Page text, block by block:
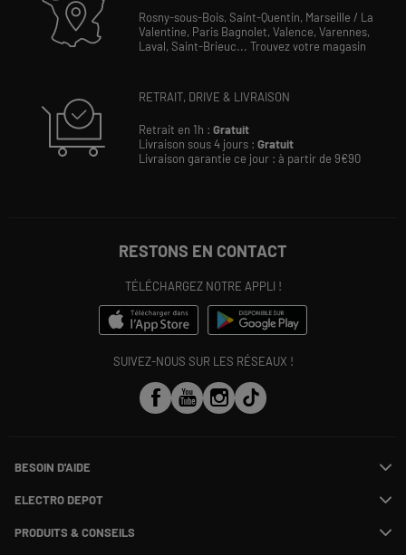
Rosny-sous-Bois, Saint-Quentin, Marseille / La
Valentine, Paris Bagnolet, Valence, Varennes,
Laval, Saint-Brieuc... Trouvez votre magasin
RETRAIT, DRIVE & LIVRAISON
Retrait en 1h : Gratuit
Livraison sous 4 jours : Gratuit
Livraison garantie ce jour : à partir de 9€90
RESTONS EN CONTACT
TÉLÉCHARGEZ NOTRE APPLI !
SUIVEZ-NOUS SUR LES RÉSEAUX !
BESOIN D'AIDE
Suivre ma commande
SAV
ELECTRO DEPOT
PRODUITS & CONSEILS